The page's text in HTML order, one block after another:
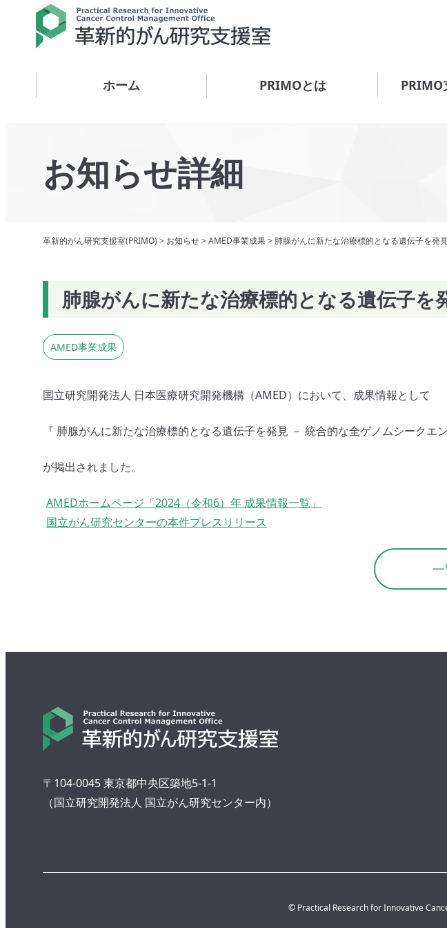
ホーム PRIMOとは PRIMO
お知らせ詳細
革新的がん研究支援室(PRIMO) > お知らせ>AMED事業成果> 肺腺がんに新たな治療標的となる遺伝子を発
肺腺がんに新たな治療標的となる遺伝子を
AMED事業成果
国立研究開発法人 日本医療研究開発機構（AMED）において、成果情報として
『 肺腺がんに新たな治療標的となる遺伝子を発見 － 統合的な全ゲノムシークエ
が掲出されました。
AMEDホームページ「2024（令和6）年 成果情報一覧」
国立がん研究センターの本件プレスリリース
〒104-0045 東京都中央区築地5-1-1
（国立研究開発法人 国立がん研究センター内）
© Practical Research for Innovative